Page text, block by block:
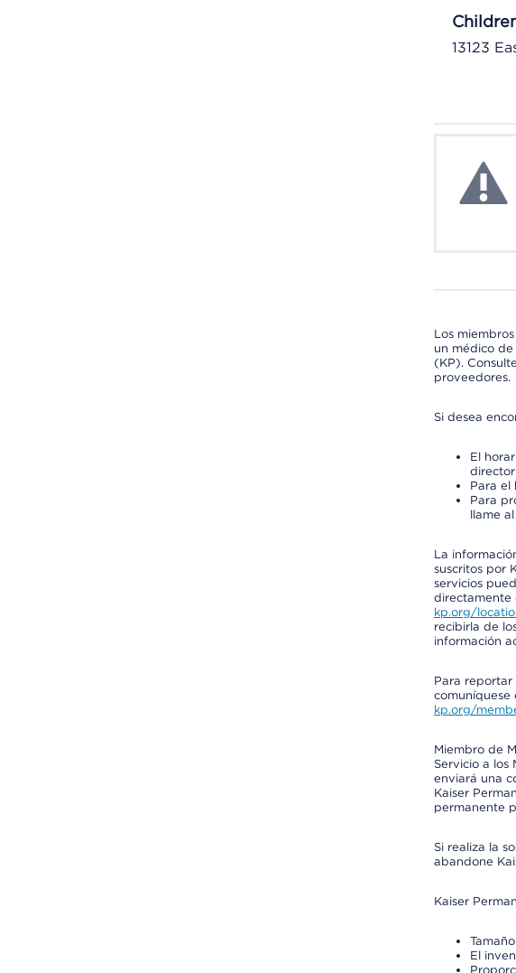
13123
System
Los
un médico
(KP).
proveedores.
Si desea
El
Para el
Para
llame al
La
suscritos por
servicios
directamente
kp.org/
recibirla de
información
Para reportar
comuníquese
kp.org/
Miembro de
Servicio a los
enviará una
Kaiser
permanente
Si realiza la
abandone
Kaiser
El